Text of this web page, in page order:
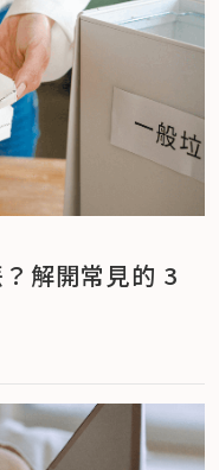
解開常見的 3